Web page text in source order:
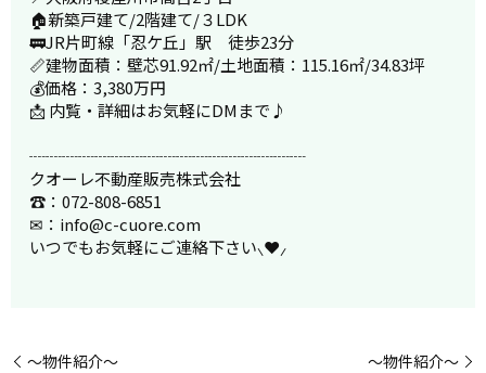
🏠新築戸建て/2階建て/３LDK
🚃JR片町線「忍ケ丘」駅 徒歩23分
📏建物面積：壁芯91.92㎡/土地面積：115.16㎡/34.83坪
💰価格：3,380万円
📩 内覧・詳細はお気軽にDMまで♪
┈┈┈┈┈┈┈┈┈┈┈┈┈┈┈┈┈
クオーレ不動産販売株式会社
☎：072-808-6851
✉：info@c-cuore.com
いつでもお気軽にご連絡下さい⸜❤⸝
～物件紹介～ ～物件紹介～